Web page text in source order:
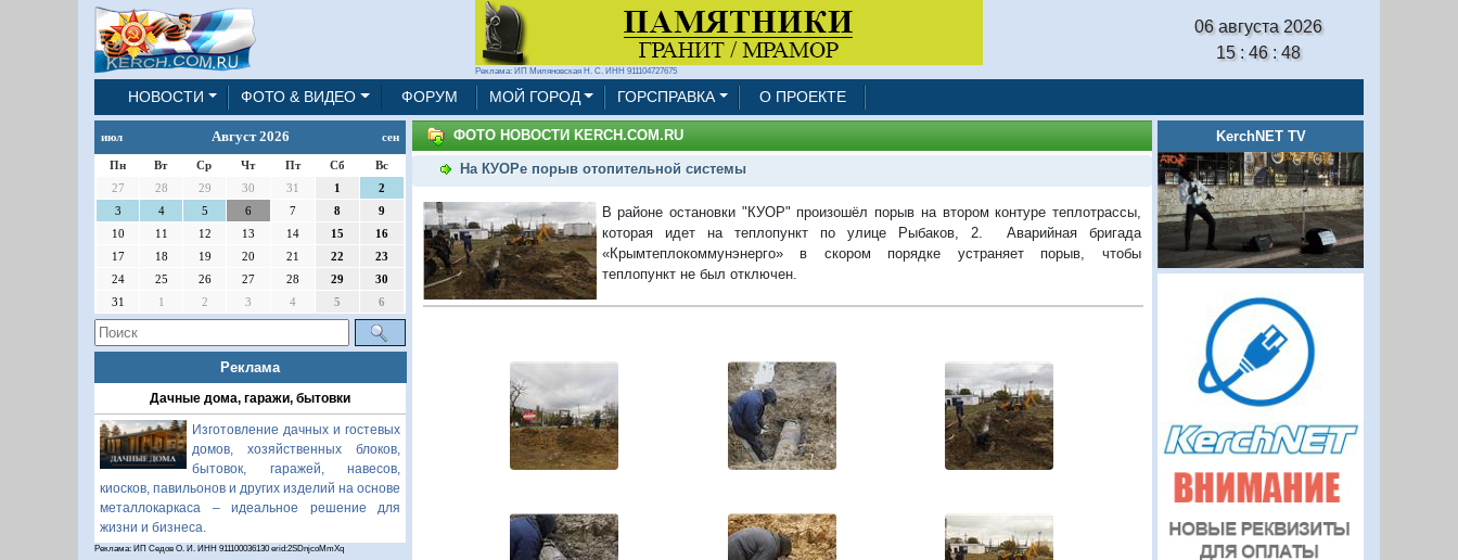
Реклама: ИП Миляновская Н. С. ИНН 911104727675
06 августа 2026
15 : 46 : 48
НОВОСТИ ФОТО & ВИДЕО ФОРУМ МОЙ ГОРОД ГОРСПРАВКА О ПРОЕКТЕ
июл Август 2026 сен
Пн Вт Ср Чт Пт Сб
Вс
27
28 29 30 31 1
2
3
4 5 6 7 8
9
10
11 12 13 14 15
16
17
18 19 20 21 22
23
24
25 26 27 28 29
30
31
1 2 3 4 5 6
Реклама
Дачные дома, гаражи, бытовки
Изготовление дачных и гостевых
домов, хозяйственных блоков,
бытовок, гаражей, навесов,
киосков, павильонов и других изделий на основе
металлокаркаса – идеальное решение для
жизни и бизнеса.
Реклама: ИП Седов О. И. ИНН 911100036130 erid:2SDnjcoMmXq
ФОТО НОВОСТИ KERCH.COM.RU
На КУОРе порыв отопительной системы
В районе остановки "КУОР" произошёл порыв на втором контуре теплотрассы,
которая идет на теплопункт по улице Рыбаков, 2. Аварийная бригада
«Крымтеплокоммунэнерго» в скором порядке устраняет порыв, чтобы
теплопункт не был отключен.
KerchNET TV